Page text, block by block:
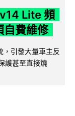
Lite 頻
自費維修
，引發大量車主反
護甚至直接燒